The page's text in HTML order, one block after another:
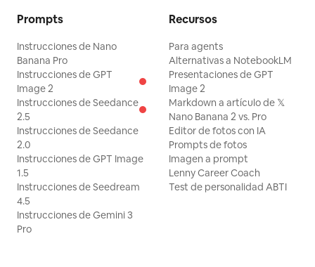
Prompts
Instrucciones de Nano
Banana Pro
Instrucciones de GPT
Image 2
Instrucciones de Seedance
2.5
Instrucciones de Seedance
2.0
Instrucciones de GPT Image
1.5
Instrucciones de Seedream
4.5
Instrucciones de Gemini 3
Pro
Recursos
Para agents
Alternativas a NotebookLM
Presentaciones de GPT
Image 2
Markdown a artículo de 𝕏
Nano Banana 2 vs. Pro
Editor de fotos con IA
Prompts de fotos
Imagen a prompt
Lenny Career Coach
Test de personalidad ABTI